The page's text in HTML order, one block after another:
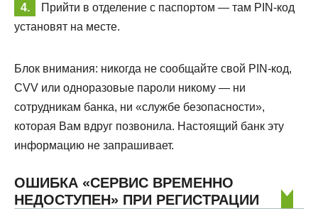
Прийти в отделение с паспортом — там PIN-код
установят на месте.
Блок внимания: никогда не сообщайте свой PIN-код,
CVV или одноразовые пароли никому — ни
сотрудникам банка, ни «службе безопасности»,
которая Вам вдруг позвонила. Настоящий банк эту
информацию не запрашивает.
ОШИБКА «СЕРВИС ВРЕМЕННО
НЕДОСТУПЕН» ПРИ РЕГИСТРАЦИИ